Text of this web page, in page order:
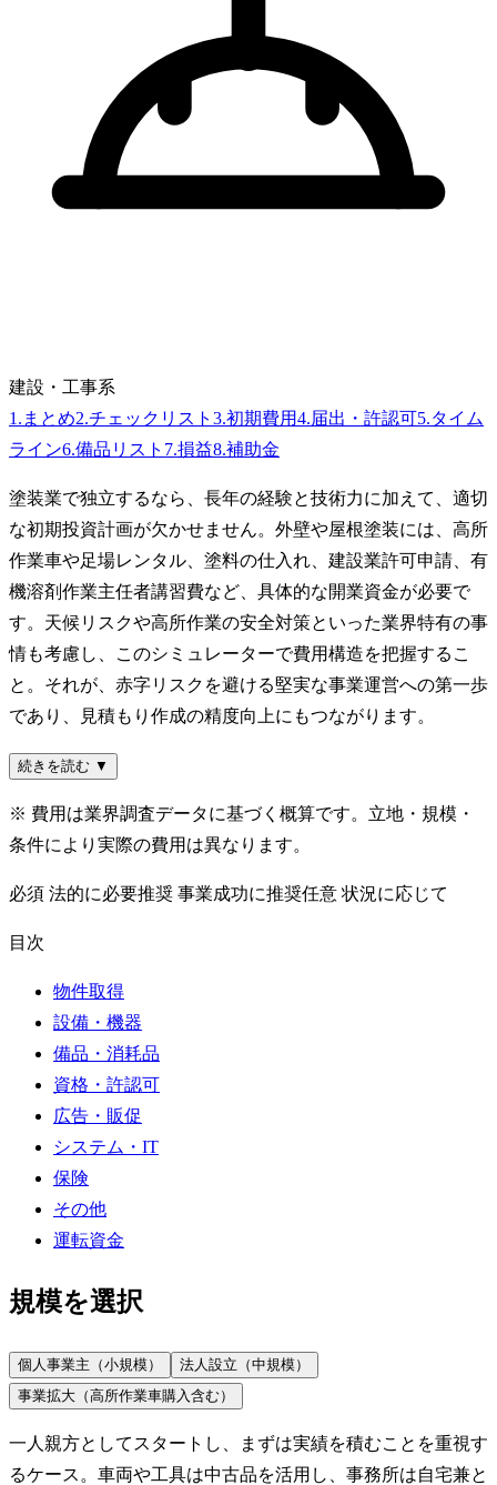
建設・工事系
1 . まとめ2.チェックリスト 3.初期費用4.届出・許認可5.タイム
ライン6.備品リスト 7.損益8.補助金
塗装業で独立するなら、長年の経験と技術力に加えて、適切
な初期投資計画が欠かせません。外壁や屋根塗装には、高所
作業車や足場レンタル、塗料の仕入れ、建設業許可申請、有
機溶剤作業主任者講習費など、具体的な開業資金が必要で
す。天候リスクや高所作業の安全対策といった業界特有の事
情も考慮し、このシミュレーターで費用構造を把握するこ
と。それが、赤字リスクを避ける堅実な事業運営への第一歩
であり、見積もり作成の精度向上にもつながります。
続きを読む ▼
※ 費用は業界調査データに基づく概算です。立地・規模・
条件により実際の費用は異なります。
必須 法的に必要推奨 事業成功に推奨任意 状況に応じて
目次
物件取得
設備・機器
備品・消耗品
資格・許認可
広告・販促
システム・IT
保険
その他
運転資金
規模を選択
個人事業主（小規模）
法人設立（中規模）
事業拡大（高所作業車購入含む）
一人親方としてスタートし、まずは実績を積むことを重視す
るケース。車両や工具は中古品を活用し、事務所は自宅兼と